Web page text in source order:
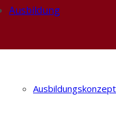
Ausbildung
Ausbildungskonzept